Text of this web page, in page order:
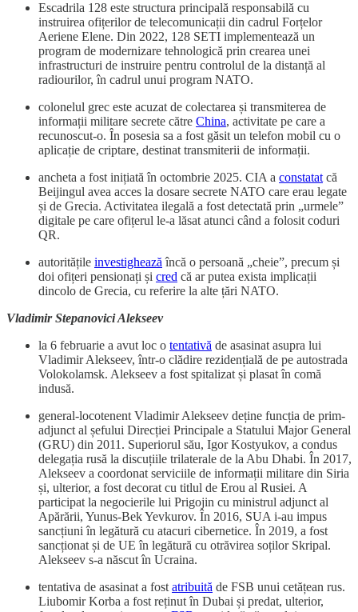
Escadrila 128 este structura principală responsabilă cu
instruirea ofițerilor de telecomunicații din cadrul Forțelor
Aeriene Elene. Din 2022, 128 SETI implementează un
program de modernizare tehnologică prin crearea unei
infrastructuri de instruire pentru controlul de la distanță al
radiourilor, în cadrul unui program NATO.
colonelul grec este acuzat de colectarea și transmiterea de
informații militare secrete către China, activitate pe care a
recunoscut-o. În posesia sa a fost găsit un telefon mobil cu o
aplicație de criptare, destinat transmiterii de informații.
ancheta a fost inițiată în octombrie 2025. CIA a constatat că
Beijingul avea acces la dosare secrete NATO care erau legate
și de Grecia. Activitatea ilegală a fost detectată prin „urmele”
digitale pe care ofițerul le-a lăsat atunci când a folosit coduri
QR.
autoritățile investighează încă o persoană „cheie”, precum și
doi ofițeri pensionați și cred că ar putea exista implicații
dincolo de Grecia, cu referire la alte țări NATO.
Vladimir Stepanovici Alekseev
la 6 februarie a avut loc o tentativă de asasinat asupra lui
Vladimir Alekseev, într-o clădire rezidențială de pe autostrada
Volokolamsk. Alekseev a fost spitalizat și plasat în comă
indusă.
general-locotenent Vladimir Alekseev deține funcția de prim-
adjunct al șefului Direcției Principale a Statului Major General
(GRU) din 2011. Superiorul său, Igor Kostyukov, a condus
delegația rusă la discuțiile trilaterale de la Abu Dhabi. În 2017,
Alekseev a coordonat serviciile de informații militare din Siria
și, ulterior, a fost decorat cu titlul de Erou al Rusiei. A
participat la negocierile lui Prigojin cu ministrul adjunct al
Apărării, Yunus-Bek Yevkurov. În 2016, SUA i-au impus
sancțiuni în legătură cu atacuri cibernetice. În 2019, a fost
sancționat și de UE în legătură cu otrăvirea soților Skripal.
Alekseev s-a născut în Ucraina.
tentativa de asasinat a fost atribuită de FSB unui cetățean rus.
Liubomir Korba a fost reținut în Dubai și predat, ulterior,